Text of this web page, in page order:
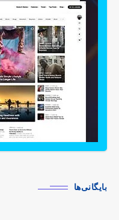
بایگانی‌ها